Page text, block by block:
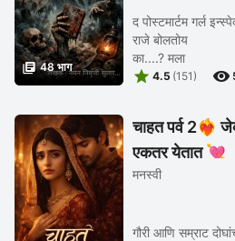
 48 भाग
द पोस्टमार्टम गर्ल
राजे
 4.5 (151) 
चाहत पर्व 2❤️‍🔥
एकत्र येतात 💘
मनस्वी
गौरी आणि सम्राट